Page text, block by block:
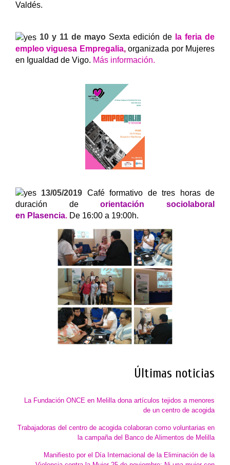
Valdés.
10 y 11 de mayo Sexta edición de la feria de
empleo viguesa Empregalia,organizada por Mujeres
en Igualdad de Vigo. Más información.
13/05/2019 Café formativo de tres horas de
duración deorientación sociolaboral
en Plasencia. De 16:00 a 19:00h.
Últimas noticias
La Fundación ONCE en Melilla dona artículos tejidos a menores
de un centro de acogida
Trabajadoras del centro de acogida colaboran como voluntarias en
la campaña del Banco de Alimentos de Melilla
Manifiesto por el Día Internacional de la Eliminación de la